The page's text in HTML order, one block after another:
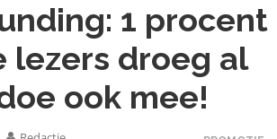
1 procent
lezers droeg al
ook mee!